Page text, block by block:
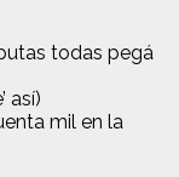
todas pegá
así)
mil en la